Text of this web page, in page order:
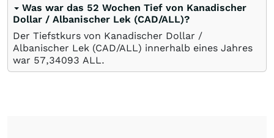
Was war das 52 Wochen Tief von Kanadischer
Dollar / Albanischer Lek (CAD/ALL)?
Der Tiefstkurs von Kanadischer Dollar /
Albanischer Lek (CAD/ALL) innerhalb eines Jahres
war 57,34093 ALL.